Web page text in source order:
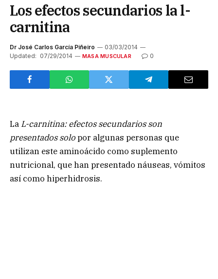
Los efectos secundarios la l-
carnitina
Dr José Carlos García Piñeiro
03/03/2014
Updated: 07/29/2014 MASA MUSCULAR 0
La L-carnitina: efectos secundarios son
presentados solopor algunas personas que
utilizan este aminoácido como suplemento
nutricional, que han presentado náuseas, vómitos
así como hiperhidrosis.